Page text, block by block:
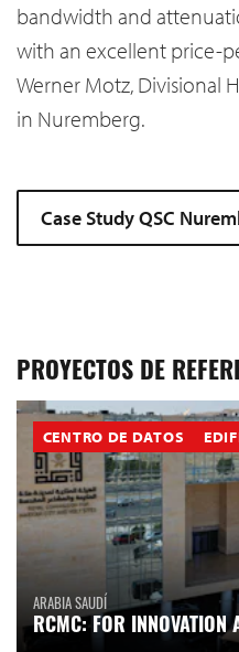
bandwidth and
with an excellent price-
Werner Motz, Divisional
in Nuremberg.
Case Study QSC
PROYECTOS DE
CENTRO DE DATOS
ARABIA SAUDÍ
RCMC: FOR INNOVATION